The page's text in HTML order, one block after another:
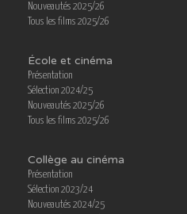
Nouveautés 2025/26
Tous les films 2025/26
École et cinéma
Présentation
Sélection 2024/25
Nouveautés 2025/26
Tous les films 2025/26
Collège au cinéma
Présentation
Sélection 2023/24
Nouveautés 2024/25